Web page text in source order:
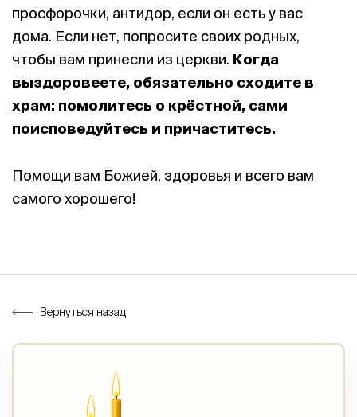
просфорочки, антидор, если он есть у вас
дома. Если нет, попросите своих родных,
чтобы вам принесли из церкви. Когда
выздоровеете, обязательно сходите в
храм: помолитесь о крёстной, сами
поисповедуйтесь и причаститесь.
Помощи вам Божией, здоровья и всего вам
самого хорошего!
Вернуться назад